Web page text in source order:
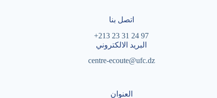
اتصل بنا
97 24 31 23 213+
البريد الالكتروني
centre-ecoute@ufc.dz
العنوان